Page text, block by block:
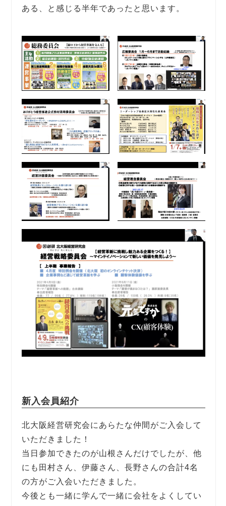
ある、と感じる半年であったと思います。
新入会員紹介
北大阪経営研究会にあらたな仲間がご入会して
いただきました！
当日参加できたのが山根さんだけでしたが、他
にも田村さん、伊藤さん、長野さんの合計4名
の方がご入会いただきました。
今後とも一緒に学んで一緒に会社をよくしてい